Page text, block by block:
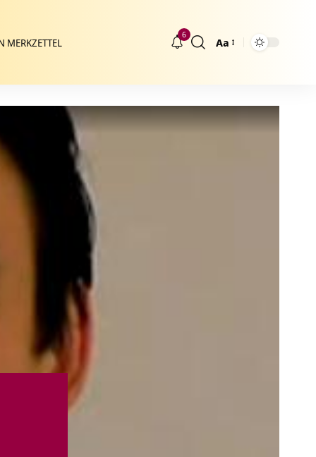
MERKZETTEL
6
Größenänderung
Aa